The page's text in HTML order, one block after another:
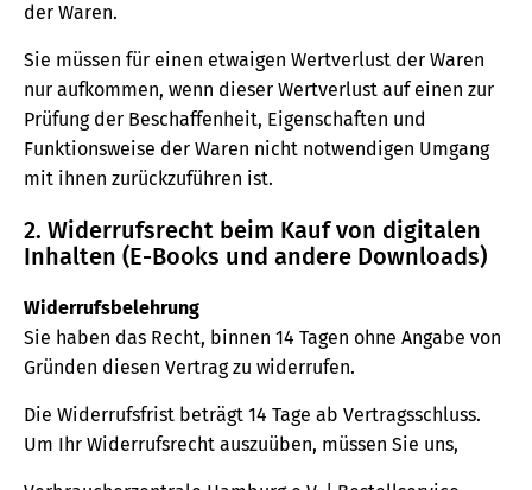
der Waren.
Sie müssen für einen etwaigen Wertverlust der Waren
nur aufkommen, wenn dieser Wertverlust auf einen zur
Prüfung der Beschaffenheit, Eigenschaften und
Funktionsweise der Waren nicht notwendigen Umgang
mit ihnen zurückzuführen ist.
2. Widerrufsrecht beim Kauf von digitalen
Inhalten (E-Books und andere Downloads)
Widerrufsbelehrung
Sie haben das Recht, binnen 14 Tagen ohne Angabe von
Gründen diesen Vertrag zu widerrufen.
Die Widerrufsfrist beträgt 14 Tage ab Vertragsschluss.
Um Ihr Widerrufsrecht auszuüben, müssen Sie uns,